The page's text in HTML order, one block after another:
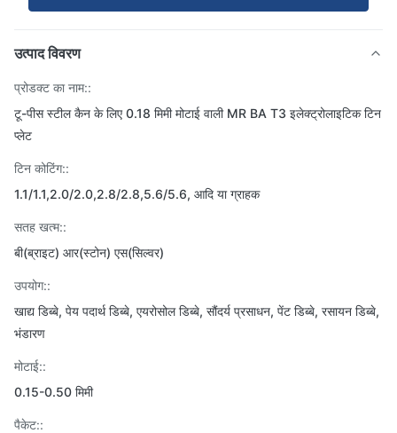
उत्पाद विवरण
प्रोडक्ट का नाम::
टू-पीस स्टील कैन के लिए 0.18 मिमी मोटाई वाली MR BA T3 इलेक्ट्रोलाइटिक टिन
प्लेट
टिन कोटिंग::
1.1/1.1,2.0/2.0,2.8/2.8,5.6/5.6, आदि या ग्राहक
सतह खत्म::
बी(ब्राइट) आर(स्टोन) एस(सिल्वर)
उपयोग::
खाद्य डिब्बे, पेय पदार्थ डिब्बे, एयरोसोल डिब्बे, सौंदर्य प्रसाधन, पेंट डिब्बे, रसायन डिब्बे,
भंडारण
मोटाई::
0.15-0.50 मिमी
पैकेट::